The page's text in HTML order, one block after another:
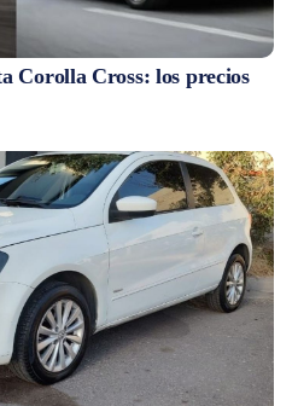
Corolla Cross: los precios